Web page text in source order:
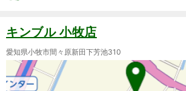
キンブル 小牧店
愛知県小牧市間々原新田下芳池310